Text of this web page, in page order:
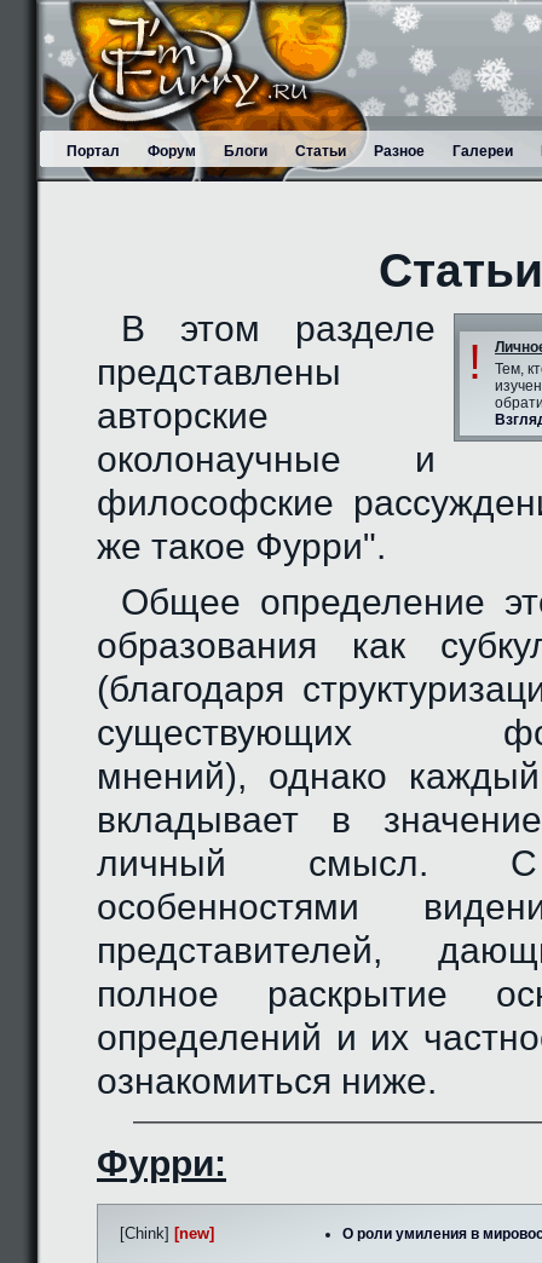
Портал Форум Блоги Статьи Разное Галереи
!
Тем,
В этом разделе
представлены
авторские
околонаучные и
философские
же такое Фурри".
Общее определение
образования как
(благодаря
существующих
мнений), однако
вкладывает в
личный смысл. С
особенностями
представителей,
полное раскрытие
определений и их
ознакомиться ниже.
Фурри:
[Chink] [new] О роли умиления в